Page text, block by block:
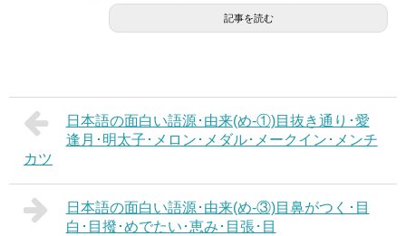
記事を読む
日本語の面白い語源･由来(め-①)目抜き通り･愛
逢月･明太子･メロン･メダル･メークイン･メンチ
カツ
日本語の面白い語源･由来(め-③)目鼻がつく･目
白･目撥･めでたい･恵み･目張･目